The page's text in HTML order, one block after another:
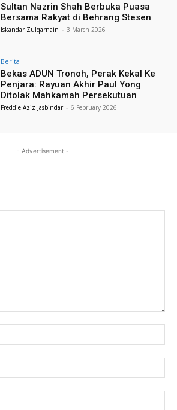
Sultan Nazrin Shah Berbuka Puasa
Bersama Rakyat di Behrang Stesen
Iskandar Zulqarnain - 3 March 2026
Berita
Bekas ADUN Tronoh, Perak Kekal Ke
Penjara: Rayuan Akhir Paul Yong
Ditolak Mahkamah Persekutuan
Freddie Aziz Jasbindar - 6 February 2026
- Advertisement -